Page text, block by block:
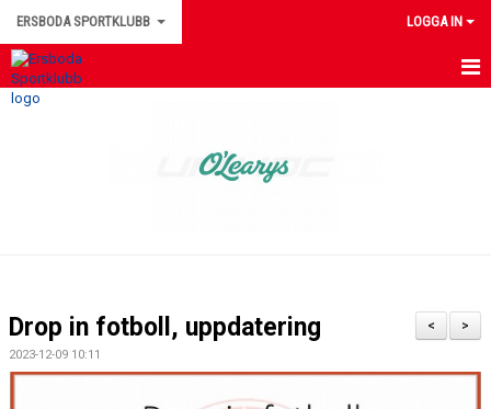
ERSBODA SPORTKLUBB LOGGA IN
HEM
ERSBODA SK STYRELSE
>
<
Drop in fotboll, uppdatering
2023-12-09 10:11